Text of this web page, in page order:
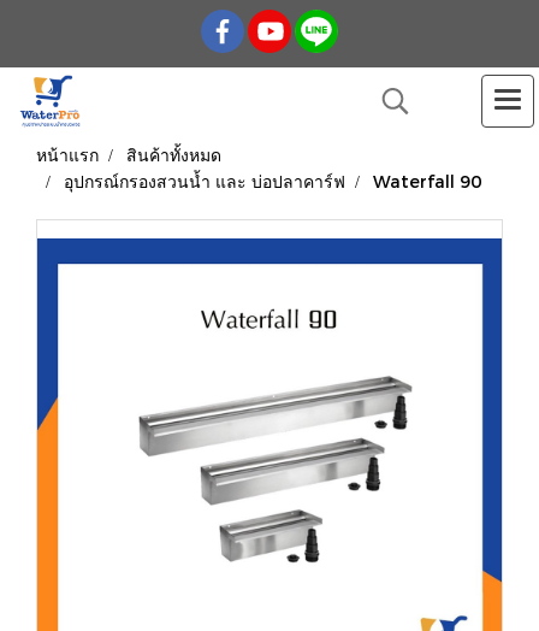
หน้าแรก
สินค้าทั้งหมด
อุปกรณ์กรองสวนน้ำ และ บ่อปลาคาร์ฟ
Waterfall 90